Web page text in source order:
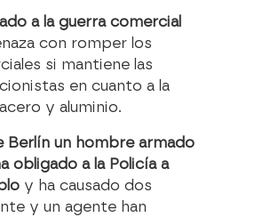
a la guerra comercial
con romper los
si mantiene las
en cuanto a la
y aluminio.
Berlín un hombre armado
obligado a la Policía a
y ha causado dos
y un agente han